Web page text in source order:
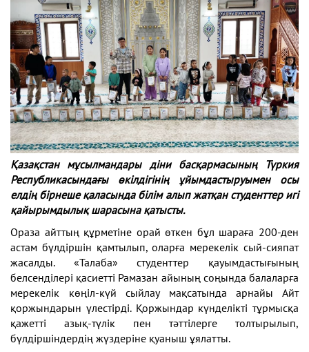
Қазақстан мұсылмандары діни басқармасының Түркия
Республикасындағы өкілдігінің ұйымдастыруымен осы
елдің бірнеше қаласында білім алып жатқан студенттер игі
қайырымдылық шарасына қатысты.
Ораза айттың құрметіне орай өткен бұл шараға 200-ден
астам бүлдіршін қамтылып, оларға мерекелік сый-сияпат
жасалды. «Талаба» студенттер қауымдастығының
белсенділері қасиетті Рамазан айының соңында балаларға
мерекелік көңіл-күй сыйлау мақсатында арнайы Айт
қоржындарын үлестірді. Қоржындар күнделікті тұрмысқа
қажетті азық-түлік пен тәттілерге толтырылып,
бүлдіршіндердің жүздеріне қуаныш ұялатты.